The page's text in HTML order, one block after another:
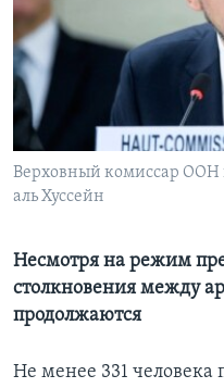
Learning English
СОЦИАЛЬНЫЕ СЕТИ
Языки
Верховный комиссар ООН
аль Хуссейн
Несмотря на режим
столкновения между
продолжаются
Не менее 331 человека